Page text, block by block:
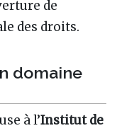
de
des droits.
domaine
à l’Institut de